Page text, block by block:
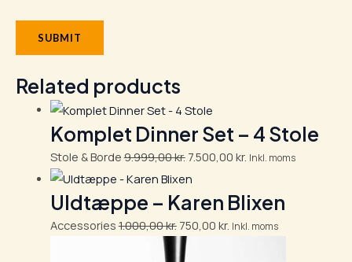
Related products
Komplet Dinner Set – 4 Stole
Stole & Borde9.999,00kr. 7.500,00 kr. Inkl. moms
Uldtæppe – Karen Blixen
Accessories1.000,00kr. 750,00 kr. Inkl. moms